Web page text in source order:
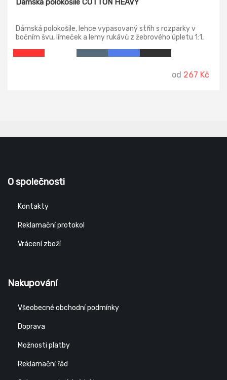
Dámská polokošile COTTON HEAVY
Dámská polokošile, lehce vypasovaný střih s rozparky v
bočním švu, límeček a lemy rukávů z žebrového úpletu 1:1,
od 267 Kč
O společnosti
Kontakty
Reklamační protokol
Vrácení zboží
Nakupování
Všeobecné obchodní podmínky
Doprava
Možnosti platby
Reklamační řád